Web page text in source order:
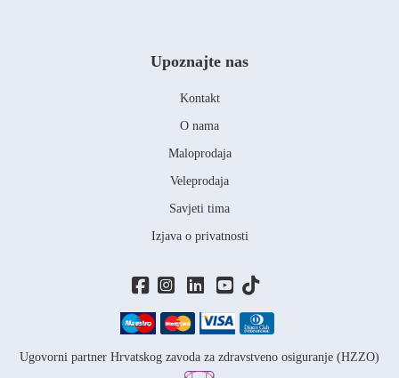
Ugovorni partner Hrvatskog zavoda za zdravstveno osiguranje (HZZO)
Upoznajte nas
Kontakt
O nama
Maloprodaja
Veleprodaja
Savjeti tima
Izjava o privatnosti